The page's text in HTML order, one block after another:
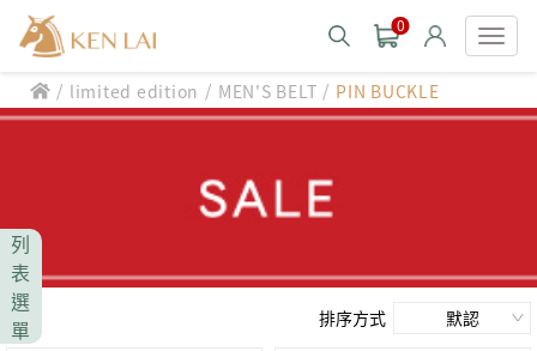
0
款式分類 style
男士包款 MEN'S BAG
男士夾款 MEN'S WALLET
男士皮帶 MEN'S BELT
男士包款 MEN'S BAG
男士夾款 MEN'S WALLET
男士皮帶 MEN'S BELT
CUMAR
Roberta di Camerino
/ limited edition / MEN'S BELT / PIN BUCKLE
列
表
選
單
排序方式